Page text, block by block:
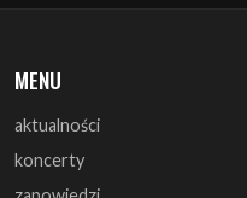
aktualności
zapowiedzi
recenzje
zagrali
monografie